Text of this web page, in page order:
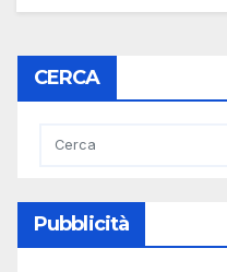
CERCA
Pubblicità